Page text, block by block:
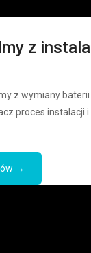
z
z wymiany
proces instalacji
→